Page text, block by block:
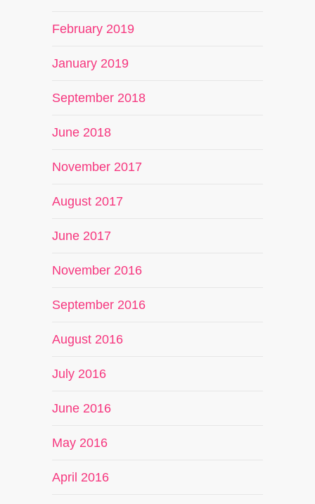
February 2019
January 2019
September 2018
June 2018
November 2017
August 2017
June 2017
November 2016
September 2016
August 2016
July 2016
June 2016
May 2016
April 2016